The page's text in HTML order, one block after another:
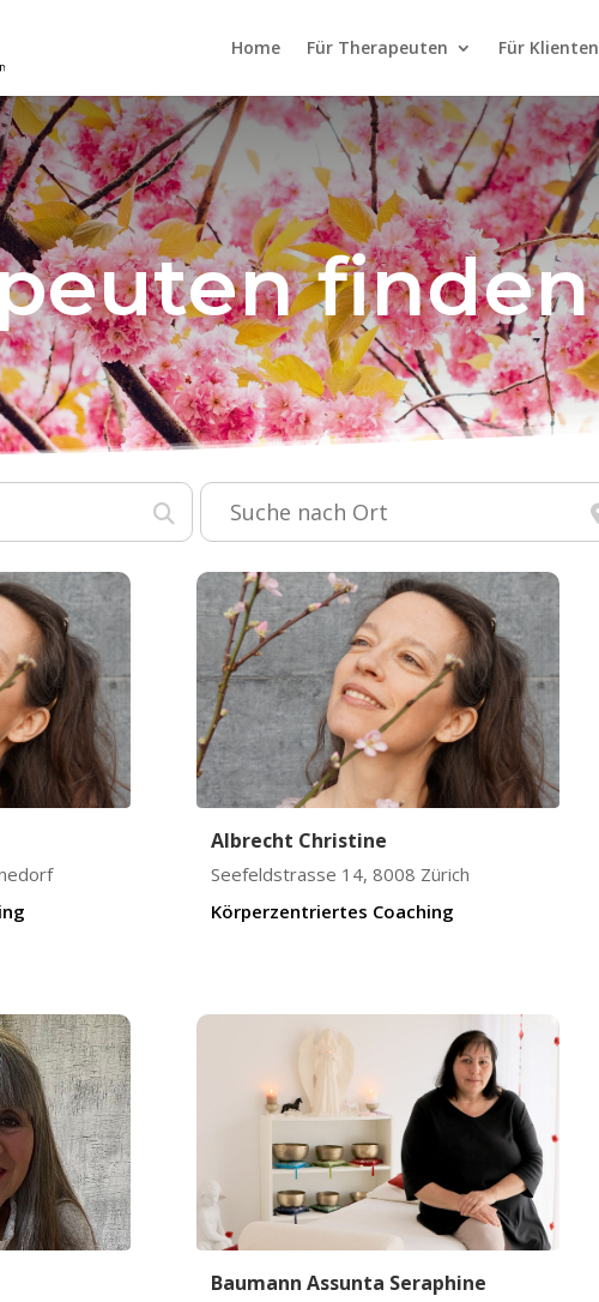
Home Für Therapeuten Für Klienten
finden
Albrecht Christine
Seefeldstrasse 14,8008 Zürich
Körperzentriertes Coaching
Baumann Assunta Seraphine